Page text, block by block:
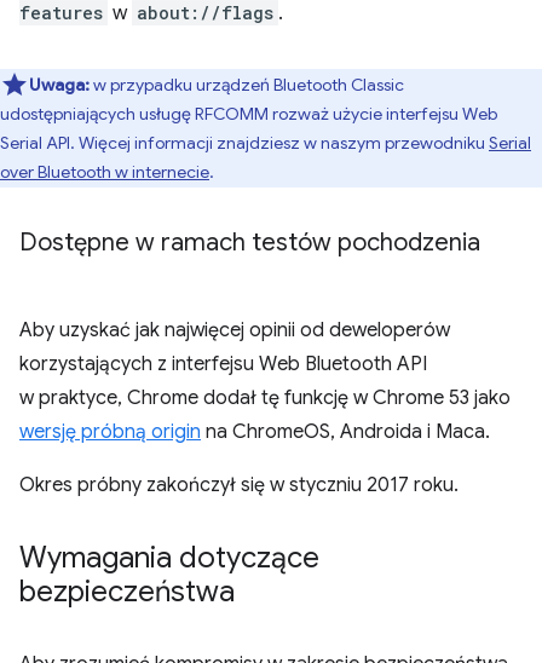
features w about://flags .
Uwaga:w przypadku urządzeń Bluetooth Classic
udostępniających usługę RFCOMM rozważ użycie interfejsu Web
Serial API. Więcej informacji znajdziesz w naszym przewodniku Serial
over Bluetooth w internecie.
Dostępne w ramach testów pochodzenia
Aby uzyskać jak najwięcej opinii od deweloperów
korzystających z interfejsu Web Bluetooth API
w praktyce, Chrome dodał tę funkcję w Chrome 53 jako
wersję próbną origin na ChromeOS, Androida i Maca.
Okres próbny zakończył się w styczniu 2017 roku.
Wymagania dotyczące
bezpieczeństwa